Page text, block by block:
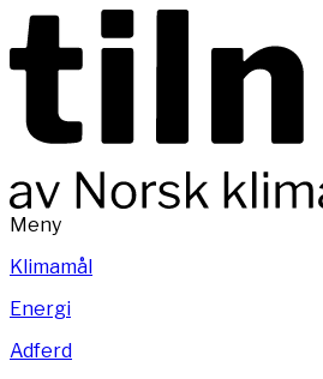
Meny
Klimamål
Energi
Adferd